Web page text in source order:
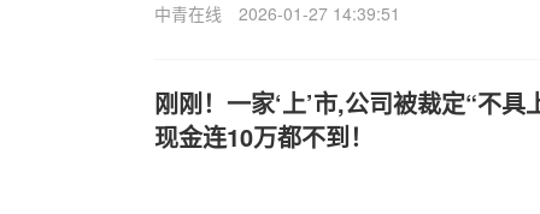
中青在线 2026-01-27 14:39:51
刚刚！一家‘上’市,公司被裁定“不
现金连10万都不到！